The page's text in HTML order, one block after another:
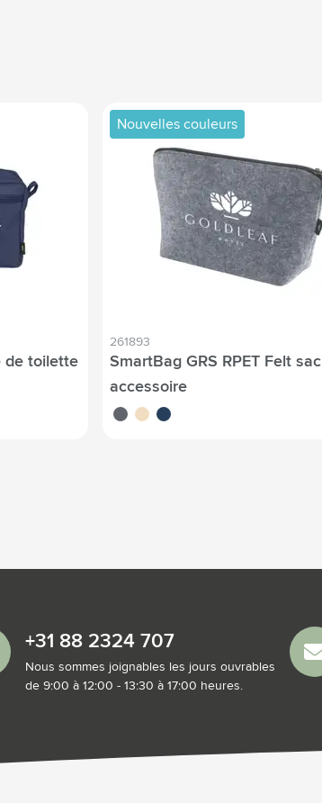
de toilette
Nouvelles couleurs
261893
SmartBag GRS RPET Felt sac
accessoire
gris beigebleu foncé
+31 88 2324 707
Nous sommes joignables les jours ouvrables
de 9:00 à 12:00 - 13:30 à 17:00 heures.